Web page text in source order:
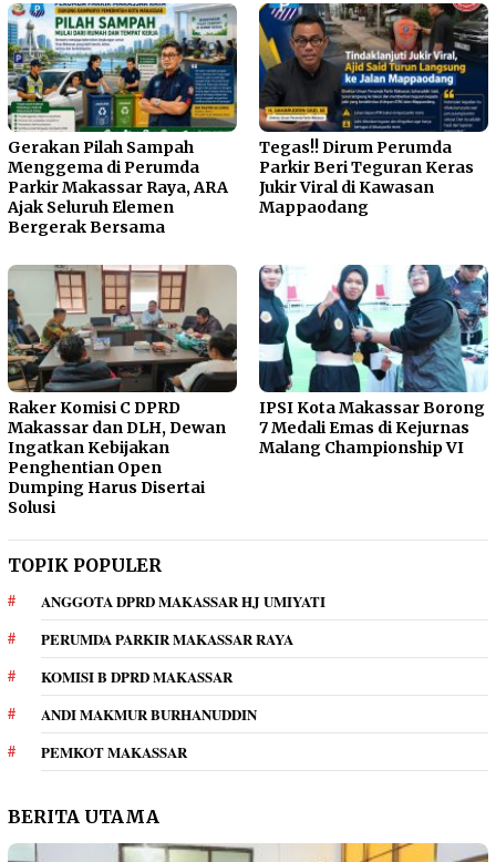
Gerakan Pilah Sampah
Menggema di Perumda
Parkir Makassar Raya, ARA
Ajak Seluruh Elemen
Bergerak Bersama
Tegas!! Dirum Perumda
Parkir Beri Teguran Keras
Jukir Viral di Kawasan
Mappaodang
Raker Komisi C DPRD
Makassar dan DLH, Dewan
Ingatkan Kebijakan
Penghentian Open
Dumping Harus Disertai
Solusi
IPSI Kota Makassar Borong
7 Medali Emas di Kejurnas
Malang Championship VI
TOPIK POPULER
ANGGOTA DPRD MAKASSAR HJ UMIYATI
PERUMDA PARKIR MAKASSAR RAYA
KOMISI B DPRD MAKASSAR
ANDI MAKMUR BURHANUDDIN
PEMKOT MAKASSAR
BERITA UTAMA